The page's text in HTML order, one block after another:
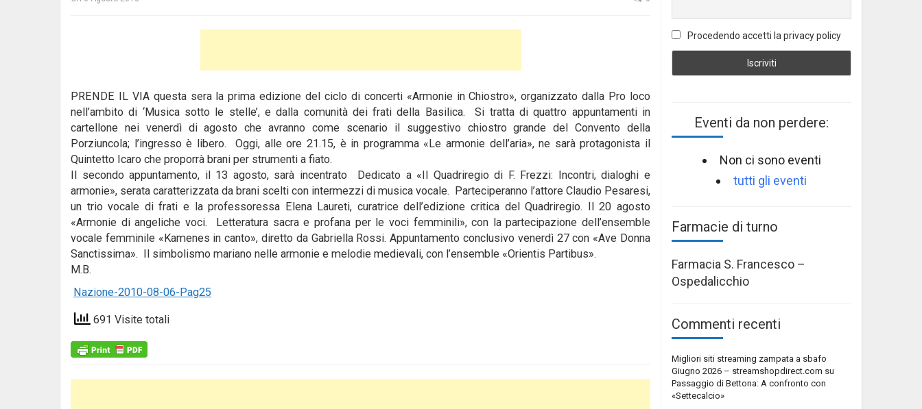
PRENDE IL VIA questa sera la prima edizione del ciclo di concerti «Armonie in Chiostro», organizzato dalla Pro loco
nell’ambito di ‘Musica sotto le stelle’, e dalla comunità dei frati della Basilica. Si tratta di quattro appuntamenti in
cartellone nei venerdì di agosto che avranno come scenario il suggestivo chiostro grande del Convento della
Porziuncola; l’ingresso è libero. Oggi, alle ore 21.15, è in programma «Le armonie dell’aria», ne sarà protagonista il
Quintetto Icaro che proporrà brani per strumenti a fiato.
Il secondo appuntamento, il 13 agosto, sarà incentrato Dedicato a «Il Quadriregio di F. Frezzi: Incontri, dialoghi e
armonie», serata caratterizzata da brani scelti con intermezzi di musica vocale. Parteciperanno l’attore Claudio Pesaresi,
un trio vocale di frati e la professoressa Elena Laureti, curatrice dell’edizione critica del Quadriregio. Il 20 agosto
«Armonie di angeliche voci. Letteratura sacra e profana per le voci femminili», con la partecipazione dell’ensemble
vocale femminile «Kamenes in canto», diretto da Gabriella Rossi. Appuntamento conclusivo venerdì 27 con «Ave Donna
Sanctissima». Il simbolismo mariano nelle armonie e melodie medievali, con l’ensemble «Orientis Partibus».
M.B.
Nazione-2010-08-06-Pag25
691 Visite totali
Procedendo accetti la privacy policy
Eventi da non perdere:
Non ci sono eventi
tutti gli eventi
Farmacie di turno
Farmacia S. Francesco –
Ospedalicchio
Commenti recenti
Migliori siti streaming zampata a sbafo
Giugno 2026 – streamshopdirect.com su
Passaggio di Bettona: A confronto con
«Settecalcio»